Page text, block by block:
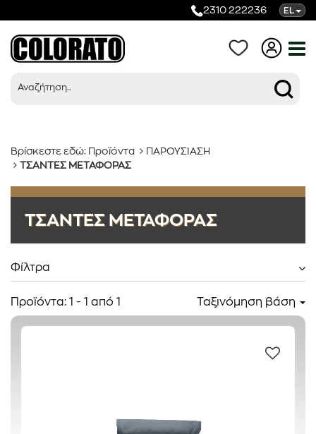
2310 222236 EL
Κατηγορίες
Βρίσκεστε εδώ: Προϊόντα
ΠΑΡΟΥΣΙΑΣΗ
ΤΣΑΝΤΕΣ ΜΕΤΑΦΟΡΑΣ
ΤΣΑΝΤΕΣ ΜΕΤΑΦΟΡΑΣ
Φίλτρα
Προϊόντα: 1 - 1 από 1 Ταξινόμηση βάση